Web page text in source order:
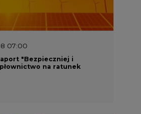
07:00
"Bezpieczniej i
na ratunek